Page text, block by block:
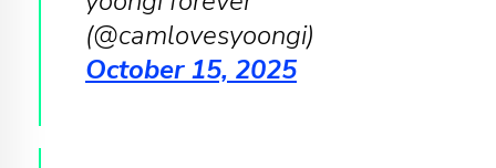
(@camlovesyoongi)
October 15, 2025